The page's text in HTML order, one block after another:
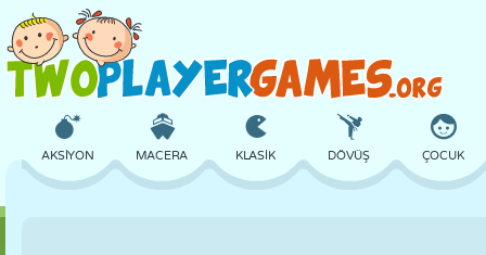
AKSIYON MACERA KLASIK DÖVÜŞ ÇOCUK